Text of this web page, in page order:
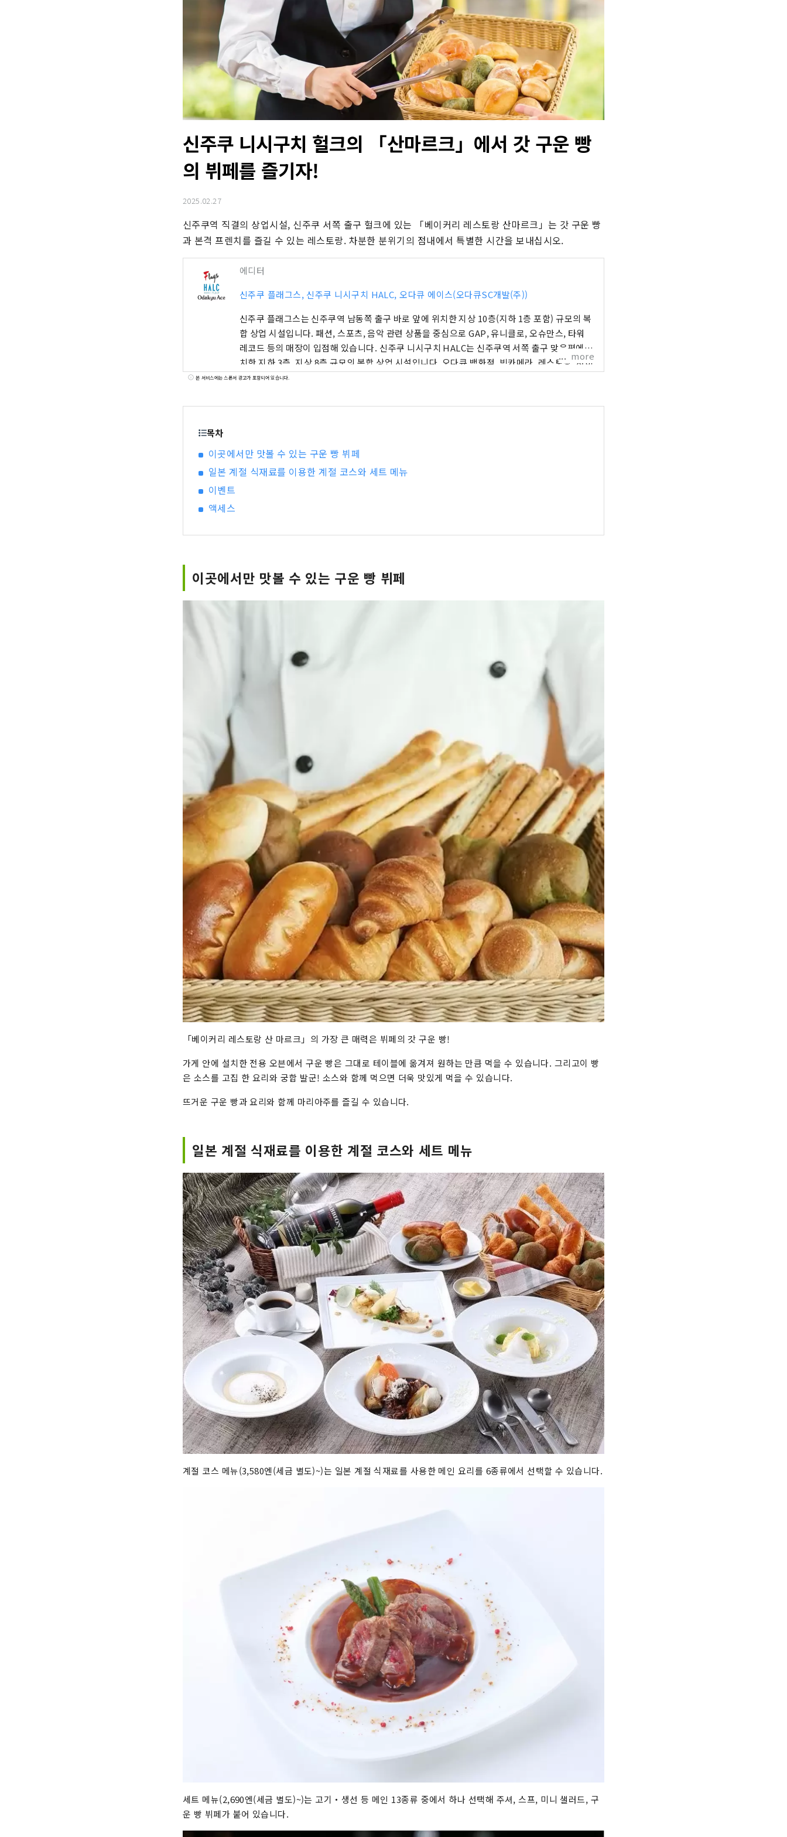
신주쿠 니시구치 헐크의 「산마르크」에서 갓 구운 빵
의 뷔페를 즐기자!
2025.02.27
신주쿠역 직결의 상업시설, 신주쿠 서쪽 출구 헐크에 있는 「베이커리 레스토랑 산마르크」는 갓 구운 빵
과 본격 프렌치를 즐길 수 있는 레스토랑. 차분한 분위기의 점내에서 특별한 시간을 보내십시오.
에디터
신주쿠 플래그스, 신주쿠 니시구치 HALC, 오다큐 에이스(오다큐SC개발(주))
신주쿠 플래그스는 신주쿠역 남동쪽 출구 바로 앞에 위치한 지상 10층(지하 1층 포함) 규모의 복
합 상업 시설입니다. 패션, 스포츠, 음악 관련 상품을 중심으로 GAP, 유니클로, 오슈만스, 타워
레코드 등의 매장이 입점해 있습니다. 신주쿠 니시구치 HALC는 신주쿠역 서쪽 출구 맞은편에 위
치한 지하 3층, 지상 8층 규모의 복합 상업 시설입니다. 오다큐 백화점, 빅카메라, 레스토랑, 서비
스 시설 등이 입점하여 사람들이 자신만의 방식으로 일상을 즐길 수 있도록 지원합니다. 오다큐
니다. 다양한 레스토랑과 소매점이 입점해 있어 비가 오는 날에도 쇼핑과 길거리 음식을 즐길 수
more
본 서비스에는 스폰서 광고가 포함되어 있습니다.
목차
이곳에서만 맛볼 수 있는 구운 빵 뷔페
일본 계절 식재료를 이용한 계절 코스와 세트 메뉴
이벤트
액세스
이곳에서만 맛볼 수 있는 구운 빵 뷔페
「베이커리 레스토랑 산 마르크」의 가장 큰 매력은 뷔페의 갓 구운 빵!
가게 안에 설치한 전용 오븐에서 구운 빵은 그대로 테이블에 옮겨져 원하는 만큼 먹을 수 있습니다. 그리고이 빵
은 소스를 고집 한 요리와 궁합 발군! 소스와 함께 먹으면 더욱 맛있게 먹을 수 있습니다.
뜨거운 구운 빵과 요리와 함께 마리아주를 즐길 수 있습니다.
일본 계절 식재료를 이용한 계절 코스와 세트 메뉴
계절 코스 메뉴(3,580엔(세금 별도)~)는 일본 계절 식재료를 사용한 메인 요리를 6종류에서 선택할 수 있습니다.
세트 메뉴(2,690엔(세금 별도)~)는 고기・생선 등 메인 13종류 중에서 하나 선택해 주셔, 스프, 미니 샐러드, 구
운 빵 뷔페가 붙어 있습니다.